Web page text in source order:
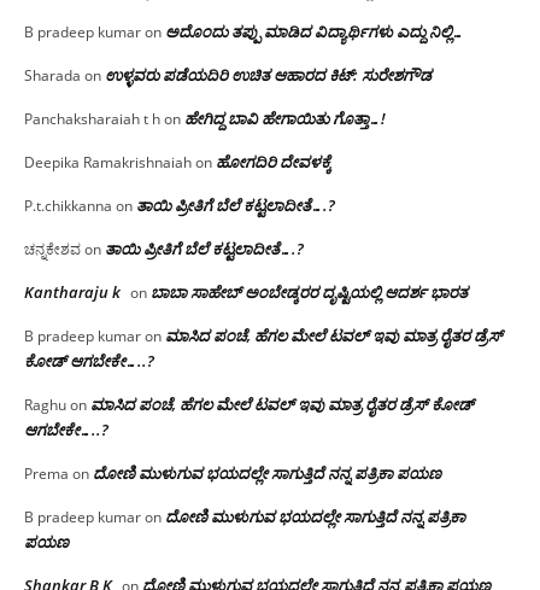
B pradeep kumaron ಅದೊಂದು ತಪ್ಪು ಮಾಡಿದ ವಿದ್ಯಾರ್ಥಿಗಳು ಎದ್ದು ನಿಲ್ಲಿ…
Sharada on ಉಳ್ಳವರು ಪಡೆಯದಿರಿ ಉಚಿತ ಆಹಾರದ ಕಿಟ್: ಸುರೇಶಗೌಡ
Panchaksharaiah t hon ಹೇಗಿದ್ದ ಬಾವಿ ಹೇಗಾಯಿತು ಗೊತ್ತಾ…!
Deepika Ramakrishnaiahon ಹೋಗದಿರಿ ದೇವಳಕ್ಕೆ
P.t.chikkanna on ತಾಯಿ ಪ್ರೀತಿಗೆ ಬೆಲೆ ಕಟ್ಟಲಾದೀತೆ….?
ಚನ್ನಕೇಶವon ತಾಯಿ ಪ್ರೀತಿಗೆ ಬೆಲೆ ಕಟ್ಟಲಾದೀತೆ….?
Kantharaju k on ಬಾಬಾ ಸಾಹೇಬ್ ಅಂಬೇಡ್ಕರರ ದೃಷ್ಟಿಯಲ್ಲಿ ಆದರ್ಶ ಭಾರತ
B pradeep kumaron ಮಾಸಿದ ಪಂಚೆ, ಹೆಗಲ ಮೇಲೆ ಟವಲ್‌ ಇವು ಮಾತ್ರ ರೈತರ ಡ್ರೆಸ್‌
ಕೋಡ್ ಆಗಬೇಕೇ…..?‌
Raghuon ಮಾಸಿದ ಪಂಚೆ, ಹೆಗಲ ಮೇಲೆ ಟವಲ್‌ ಇವು ಮಾತ್ರ ರೈತರ ಡ್ರೆಸ್‌ ಕೋಡ್
ಆಗಬೇಕೇ…..?‌
Prema on ದೋಣಿ ಮುಳುಗುವ ಭಯದಲ್ಲೇ ಸಾಗುತ್ತಿದೆ ನನ್ನ ಪತ್ರಿಕಾ ಪಯಣ
B pradeep kumaron ದೋಣಿ ಮುಳುಗುವ ಭಯದಲ್ಲೇ ಸಾಗುತ್ತಿದೆ ನನ್ನ ಪತ್ರಿಕಾ
ಪಯಣ